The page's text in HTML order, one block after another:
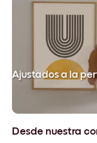
Ajustados a la
Desde nuestra